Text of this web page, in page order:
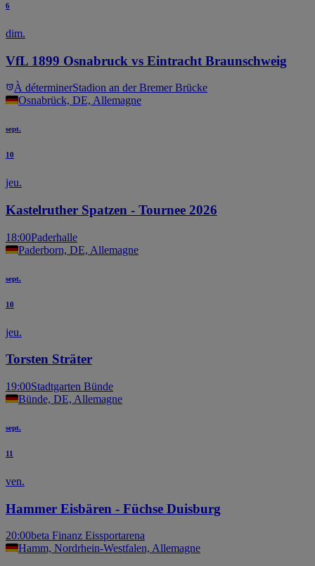
6
dim.
VfL 1899 Osnabruck vs Eintracht Braunschweig
À déterminerStadion an der Bremer Brücke
Osnabrück, DE, Allemagne
sept.
10
jeu.
Kastelruther Spatzen - Tournee 2026
18:00Paderhalle
Paderborn, DE, Allemagne
sept.
10
jeu.
Torsten Sträter
19:00Stadtgarten Bünde
Bünde, DE, Allemagne
sept.
11
ven.
Hammer Eisbären - Füchse Duisburg
20:00beta Finanz Eissportarena
Hamm, Nordrhein-Westfalen, Allemagne